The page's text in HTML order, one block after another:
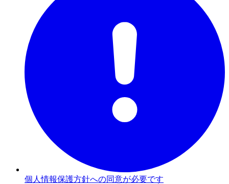
個人情報保護方針への同意が必要です